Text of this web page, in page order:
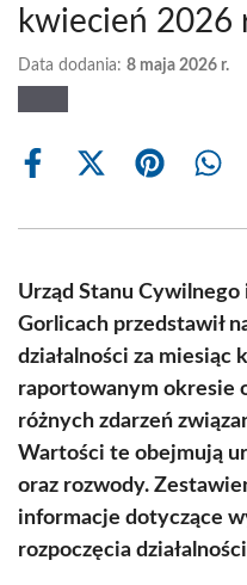
kwiecień 2026
Data dodania: 8 maja 2026 r.
Share
Share
(Twitter)
Share
Urząd Stanu
Gorlicach przedstawił
działalności za
raportowanym okresie
różnych zdarzeń
Wartości te obejmują
oraz rozwody.
informacje dotyczące
rozpoczęcia